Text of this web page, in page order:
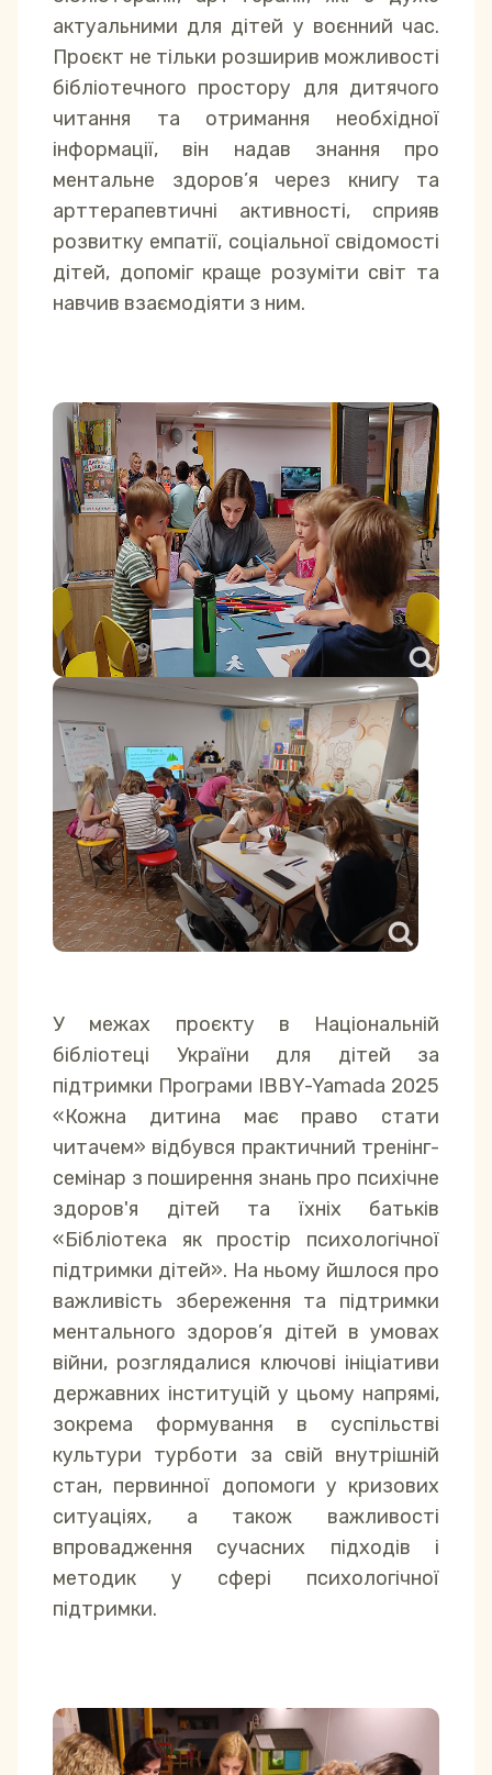
актуальними для дітей у воєнний час.
Проєкт не тільки розширив можливості
бібліотечного простору для дитячого
читання та отримання необхідної
інформації, він надав знання про
ментальне здоров’я через книгу та
арттерапевтичні активності, сприяв
розвитку емпатії, соціальної свідомості
дітей, допоміг краще розуміти світ та
навчив взаємодіяти з ним.
У межах проєкту в Національній
бібліотеці України для дітей за
підтримки Програми IBBY-Yamada 2025
«Кожна дитина має право стати
читачем» відбувся практичний тренінг-
семінар з поширення знань про психічне
здоров'я дітей та їхніх батьків
«Бібліотека як простір психологічної
підтримки дітей». На ньому йшлося про
важливість збереження та підтримки
ментального здоров’я дітей в умовах
війни, розглядалися ключові ініціативи
державних інституцій у цьому напрямі,
зокрема формування в суспільстві
культури турботи за свій внутрішній
стан, первинної допомоги у кризових
ситуаціях, а також важливості
впровадження сучасних підходів і
методик у сфері психологічної
підтримки.